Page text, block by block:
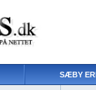
SÆBY